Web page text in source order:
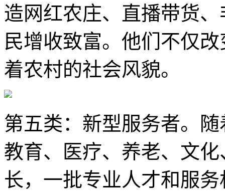
造网红农庄、直播带货
民增收致富。他们不仅
着农村的社会风貌。
第五类：新型服务者。
教育、医疗、养老、文
长，一批专业人才和服